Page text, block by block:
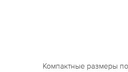
Компактные размеры